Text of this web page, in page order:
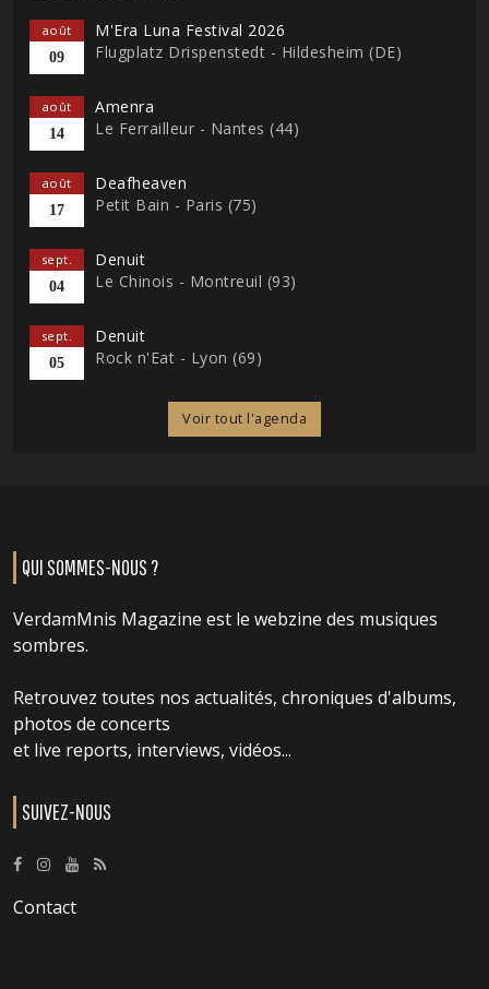
août
09
M'Era Luna Festival 2026
Flugplatz Drispenstedt - Hildesheim (DE)
août
14
Amenra
Le Ferrailleur - Nantes (44)
août
17
Deafheaven
Petit Bain - Paris (75)
sept.
04
Denuit
Le Chinois - Montreuil (93)
sept.
05
Denuit
Rock n'Eat - Lyon (69)
Voir tout l'agenda
QUI SOMMES-NOUS ?
VerdamMnis Magazine est le webzine des musiques
sombres.
Retrouvez toutes nos actualités, chroniques d'albums,
photos de concerts
et live reports, interviews, vidéos...
SUIVEZ-NOUS
Contact